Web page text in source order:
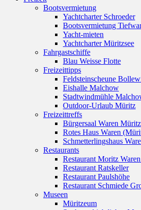
Bootsvermietung
Yachtcharter Schroeder
Bootsvermietung
Yacht-mieten
Yachtcharter Müritzsee
Fahrgastschiffe
Blau Weisse Flotte
Freizeittipps
Feldsteinscheune
Eishalle Malchow
Stadtwindmühle
Outdoor-Urlaub Müritz
Freizeittreffs
Bürgersaal Waren Müritz
Rotes Haus Waren
Schmetterlingshaus
Restaurants
Restaurant Moritz
Restaurant Ratskeller
Restaurant Paulshöhe
Restaurant Schmiede
Museen
Müritzeum